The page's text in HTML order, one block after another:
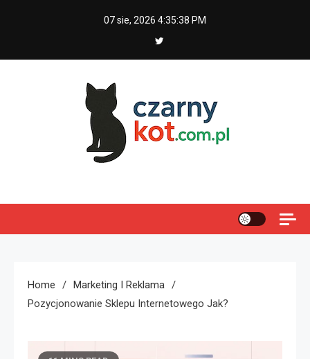
07 sie, 2026 4:35:39 PM
Home
Marketing I Reklama
Pozycjonowanie Sklepu Internetowego Jak?